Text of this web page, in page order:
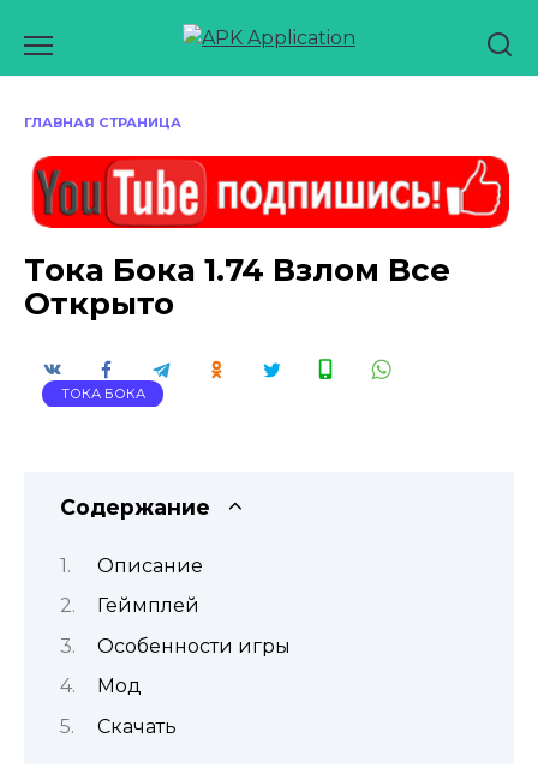
содержанию
ГЛАВНАЯ СТРАНИЦА
Тока Бока 1.74 Взлом Все
Открыто
ТОКА БОКА
Содержание
Описание
Геймплей
Особенности игры
Мод
Скачать